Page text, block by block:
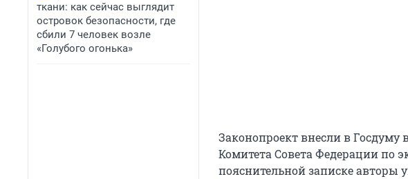
ткани: как сейчас выглядит
островок безопасности, где
сбили 7 человек возле
«Голубого огонька»
Законопроект внесли в Госдуму
Комитета Совета Федерации по
пояснительной записке авторы